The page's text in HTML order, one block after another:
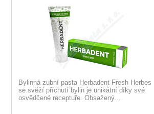
Bylinná zubní pasta Herbadent Fresh Herbes
se svěží příchutí bylin je unikátní díky své
osvědčené receptuře. Obsažený...